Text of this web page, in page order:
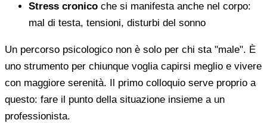
Stress cronico che si manifesta anche nel corpo:
mal di testa, tensioni, disturbi del sonno
Un percorso psicologico non è solo per chi sta "male". È
uno strumento per chiunque voglia capirsi meglio e vivere
con maggiore serenità. Il primo colloquio serve proprio a
questo: fare il punto della situazione insieme a un
professionista.